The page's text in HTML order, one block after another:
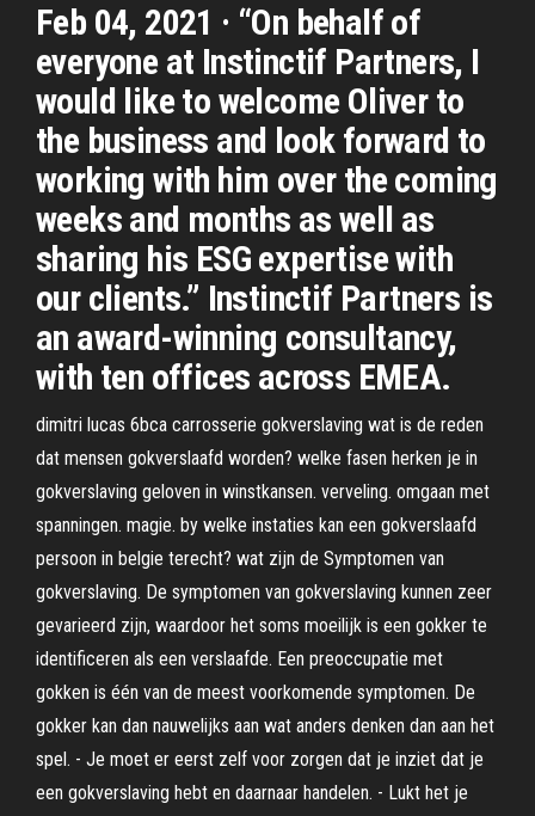
Feb 04, 2021 · “On behalf of
everyone at Instinctif Partners, I
would like to welcome Oliver to
the business and look forward to
working with him over the coming
weeks and months as well as
sharing his ESG expertise with
our clients.” Instinctif Partners is
an award-winning consultancy,
with ten offices across EMEA.
dimitri lucas 6bca carrosserie gokverslaving wat is de reden
dat mensen gokverslaafd worden? welke fasen herken je in
gokverslaving geloven in winstkansen. verveling. omgaan met
spanningen. magie. by welke instaties kan een gokverslaafd
persoon in belgie terecht? wat zijn de Symptomen van
gokverslaving. De symptomen van gokverslaving kunnen zeer
gevarieerd zijn, waardoor het soms moeilijk is een gokker te
identificeren als een verslaafde. Een preoccupatie met
gokken is één van de meest voorkomende symptomen. De
gokker kan dan nauwelijks aan wat anders denken dan aan het
spel. - Je moet er eerst zelf voor zorgen dat je inziet dat je
een gokverslaving hebt en daarnaar handelen. - Lukt het je